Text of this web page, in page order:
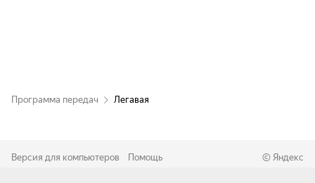
Программа передач Легавая
Версия для компьютеров Помощь © Яндекс